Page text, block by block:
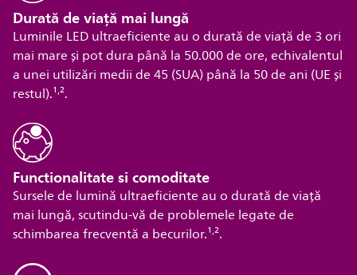
Durată de viață mai lungă
Luminile LED ultraeficiente au o durată de viață de 3 ori
mai mare și pot dura până la 50.000 de ore, echivalentul
a unei utilizări medii de 45 (SUA) până la 50 de ani (UE și
restul).¹,².
Functionalitate si comoditate
Sursele de lumină ultraeficiente au o durată de viață
mai lungă, scutindu-vă de problemele legate de
schimbarea frecventă a becurilor.¹,².